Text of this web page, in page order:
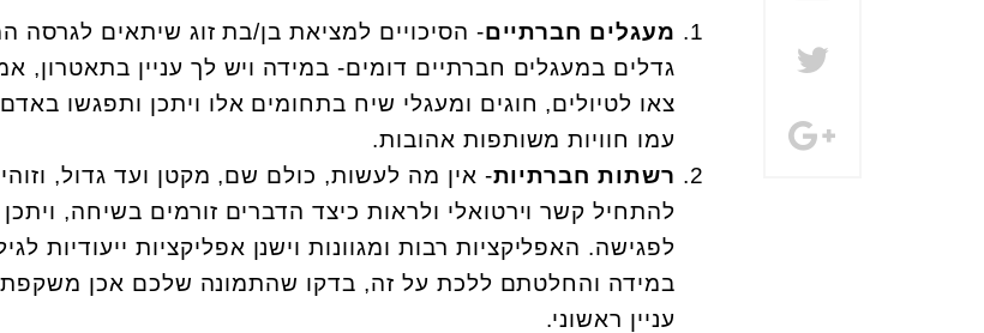
מעגלים חברתיים- הסיכויים למציאת בן/בת זוג שיתאים לגרסה
גדלים במעגלים חברתיים דומים- במידה ויש לך עניין בתאטרון,
צאו לטיולים, חוגים ומעגלי שיח בתחומים אלו ויתכן ותפגשו
עמו חוויות משותפות אהובות.
רשתות חברתיות- אין מה לעשות, כולם שם, מקטן ועד גדול,
להתחיל קשר וירטואלי ולראות כיצד הדברים זורמים בשיחה, ויתכן
לפגישה. האפליקציות רבות ומגוונות וישנן אפליקציות ייעודיות
במידה והחלטתם ללכת על זה, בדקו שהתמונה שלכם אכן משקפת
עניין ראשוני.